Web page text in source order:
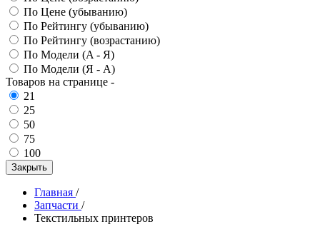
По Цене (убыванию)
По Рейтингу (убыванию)
По Рейтингу (возрастанию)
По Модели (A - Я)
По Модели (Я - A)
Товаров на странице -
21
25
50
75
100
Закрыть
Главная /
Запчасти /
Текстильных принтеров